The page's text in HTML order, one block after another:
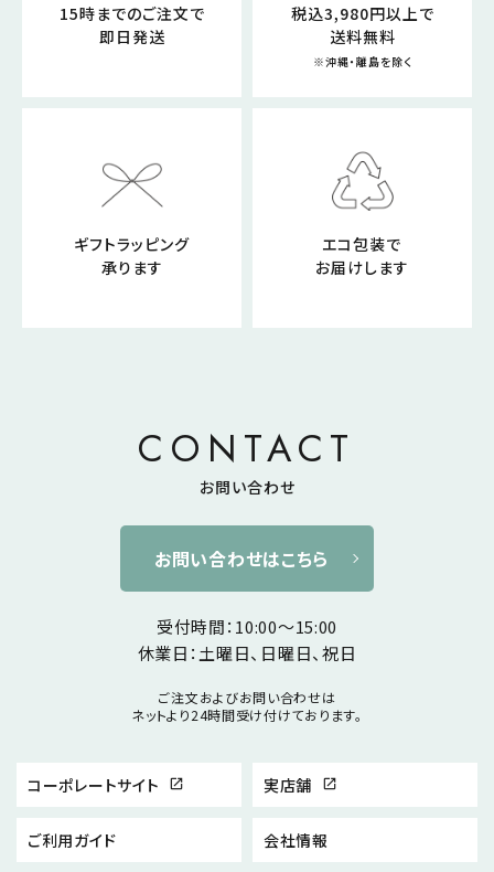
15時までのご注文で
即日発送
税込3,980円以上で
送料無料
※沖縄・離島を除く
ギフトラッピング
承ります
エコ包装で
お届けします
CONTACT
お問い合わせ
お問い合わせはこちら
受付時間：10:00～15:00
休業日：土曜日、日曜日、祝日
ご注文およびお問い合わせは
ネットより24時間受け付けております。
コーポレートサイト open_in_new 実店舗 open_in_new
ご利用ガイド 会社情報